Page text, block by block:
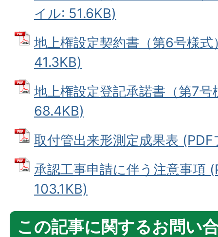
イル: 51.6KB)
地上権設定契約書（第6号様
41.3KB)
地上権設定登記承諾書（第7
68.4KB)
取付管出来形測定成果表
承認工事申請に伴う注意事項
103.1KB)
この記事に関するお問い